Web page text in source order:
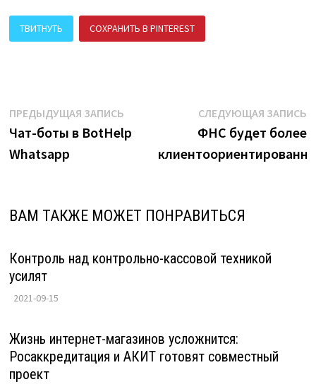
ТВИТНУТЬ СОХРАНИТЬ В PINTEREST
Навигация
по
записям
ПРЕДЫДУЩАЯ ЗАПИСЬПредыдущая
запись:
Чат-боты в BotHelp
Whatsapp
СЛЕДУЮЩАЯ ЗАПИСЬ
ФНС будет более
ВАМ ТАКЖЕ МОЖЕТ ПОНРАВИТЬСЯ
Контроль над контрольно-кассовой техникой
усилят
2021-09-15
Жизнь интернет-магазинов усложнится:
Росаккредитация и АКИТ готовят совместный
проект